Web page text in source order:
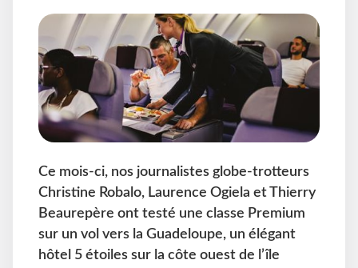
Ce mois-ci, nos journalistes globe-trotteurs
Christine Robalo, Laurence Ogiela et Thierry
Beaurepère ont testé une classe Premium
sur un vol vers la Guadeloupe, un élégant
hôtel 5 étoiles sur la côte ouest de l’île